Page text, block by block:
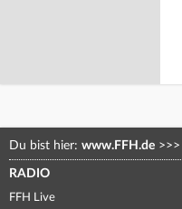
Du bist hier: www.FFH.de >>>
RADIO
FFH Live